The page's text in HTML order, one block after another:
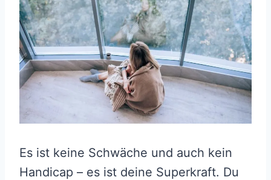
Es ist keine Schwäche und auch kein
Handicap – es ist deine Superkraft. Du